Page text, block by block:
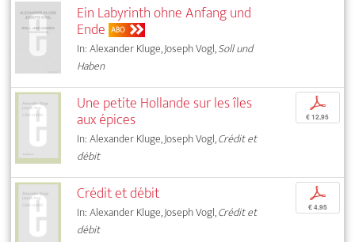
Ein Labyrinth ohne Anfang und
Ende ABO
In: Alexander Kluge, Joseph Vogl,Soll und
Haben
Une petite Hollande sur les îles
aux épices
In: Alexander Kluge, Joseph Vogl,Crédit et
débit
p
€ 12,95
Crédit et débit
In: Alexander Kluge, Joseph Vogl,Crédit et
débit
p
€ 4,95